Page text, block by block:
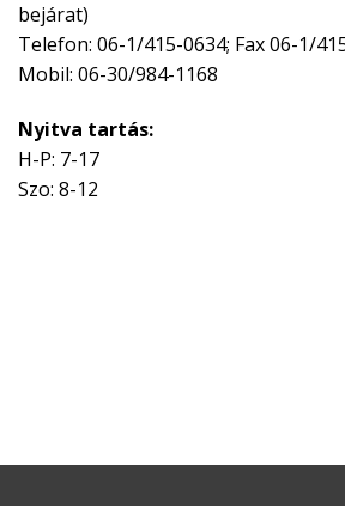
bejárat)
Telefon: 06-1/415-0634; Fax 06-1/
Mobil: 06-30/984-1168
Nyitva tartás:
H-P: 7-17
Szo: 8-12